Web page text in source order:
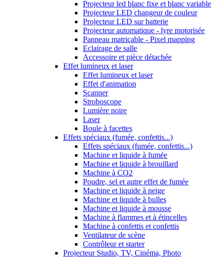
Projecteur led blanc fixe et blanc variable
Projecteur LED changeur de couleur
Projecteur LED sur batterie
Projecteur automatique - lyre motorisée
Panneau matriçable - Pixel mapping
Eclairage de salle
Accessoire et pièce détachée
Effet lumineux et laser
Effet lumineux et laser
Effet d'animation
Scanner
Stroboscope
Lumière noire
Laser
Boule à facettes
Effets spéciaux (fumée, confettis...)
Effets spéciaux (fumée, confettis...)
Machine et liquide à fumée
Machine et liquide à brouillard
Machine à CO2
Poudre, sel et autre effet de fumée
Machine et liquide à neige
Machine et liquide à bulles
Machine et liquide à mousse
Machine à flammes et à étincelles
Machine à confettis et confettis
Ventilateur de scène
Contrôleur et starter
Projecteur Studio, TV, Cinéma, Photo